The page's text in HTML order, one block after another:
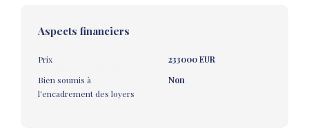
Aspects financiers
Prix
233000 EUR
Bien soumis à
l'encadrement des loyers
Non